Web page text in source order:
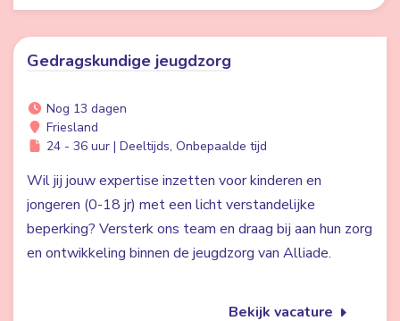
Gedragskundige jeugdzorg
Nog 13 dagen
Friesland
24 - 36 uur | Deeltijds, Onbepaalde tijd
Wil jij jouw expertise inzetten voor kinderen en
jongeren (0-18 jr) met een licht verstandelijke
beperking? Versterk ons team en draag bij aan hun zorg
en ontwikkeling binnen de jeugdzorg van Alliade.
Bekijk vacature